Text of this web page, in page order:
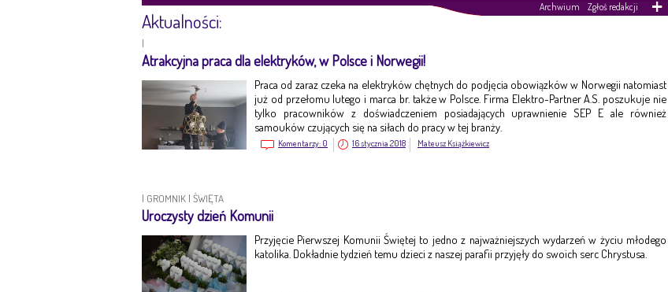
Archwium Zgłoś redakcji
Aktualności:
|
Atrakcyjna praca dla elektryków, w Polsce i Norwegii!
Praca od zaraz czeka na elektryków chętnych do podjęcia obowiązków w Norwegii natomiast
już od przełomu lutego i marca br. także w Polsce. Firma Elektro-Partner A.S. poszukuje nie
tylko pracowników z doświadczeniem posiadających uprawnienie SEP E ale również
samouków czujących się na siłach do pracy w tej branży.
Komentarzy: 0 16 stycznia 2018 Mateusz Książkiewicz
| GROMNIK | ŚWIĘTA
Uroczysty dzień Komunii
Przyjęcie Pierwszej Komunii Świętej to jedno z najważniejszych wydarzeń w życiu młodego
katolika. Dokładnie tydzień temu dzieci z naszej parafii przyjęły do swoich serc Chrystusa.